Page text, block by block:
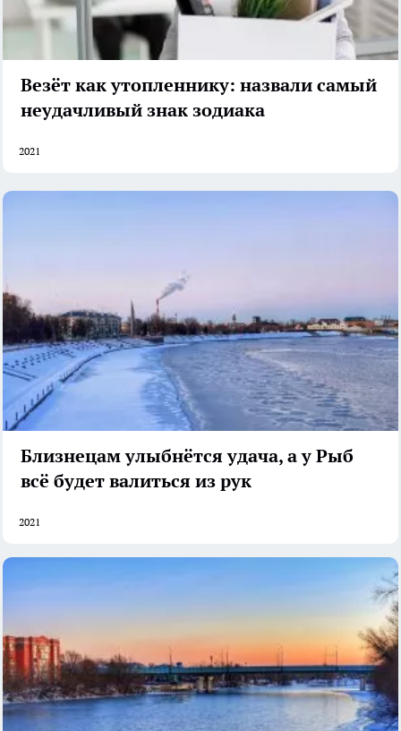
Везёт как утопленнику: назвали самый
неудачливый знак зодиака
2021
Близнецам улыбнётся удача, а у Рыб
всё будет валиться из рук
2021